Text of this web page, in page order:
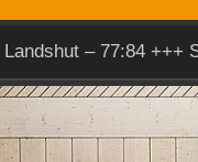
– 77:84 +++